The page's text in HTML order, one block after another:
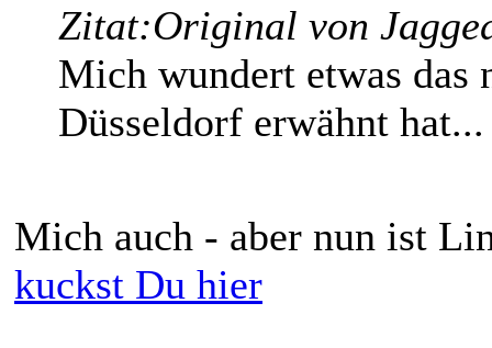
Zitat:Original von
Mich wundert etwas das
Düsseldorf erwähnt hat...
Mich auch - aber nun ist
kuckst Du hier